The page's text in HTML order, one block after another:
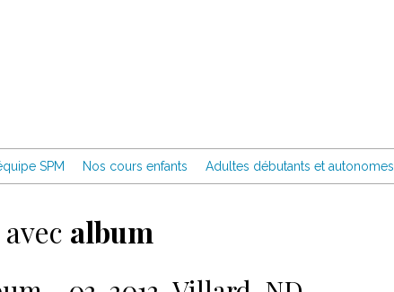
SPM Nos cours enfants Adultes débutants et autonomes
album